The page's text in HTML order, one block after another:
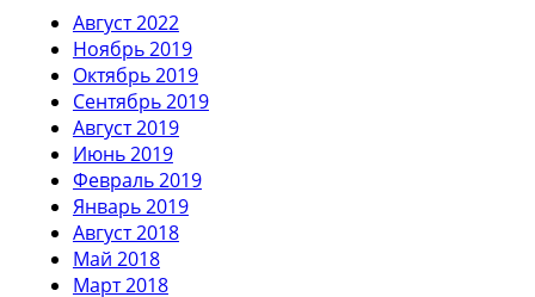
Август 2022
Ноябрь 2019
Октябрь 2019
Сентябрь 2019
Август 2019
Июнь 2019
Февраль 2019
Январь 2019
Август 2018
Май 2018
Март 2018